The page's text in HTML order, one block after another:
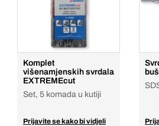
Komplet
višenamjenskih svrdala
EXTREMEcut
Set, 5 komada u kutiji
Prijavite se kako bi vidjeli